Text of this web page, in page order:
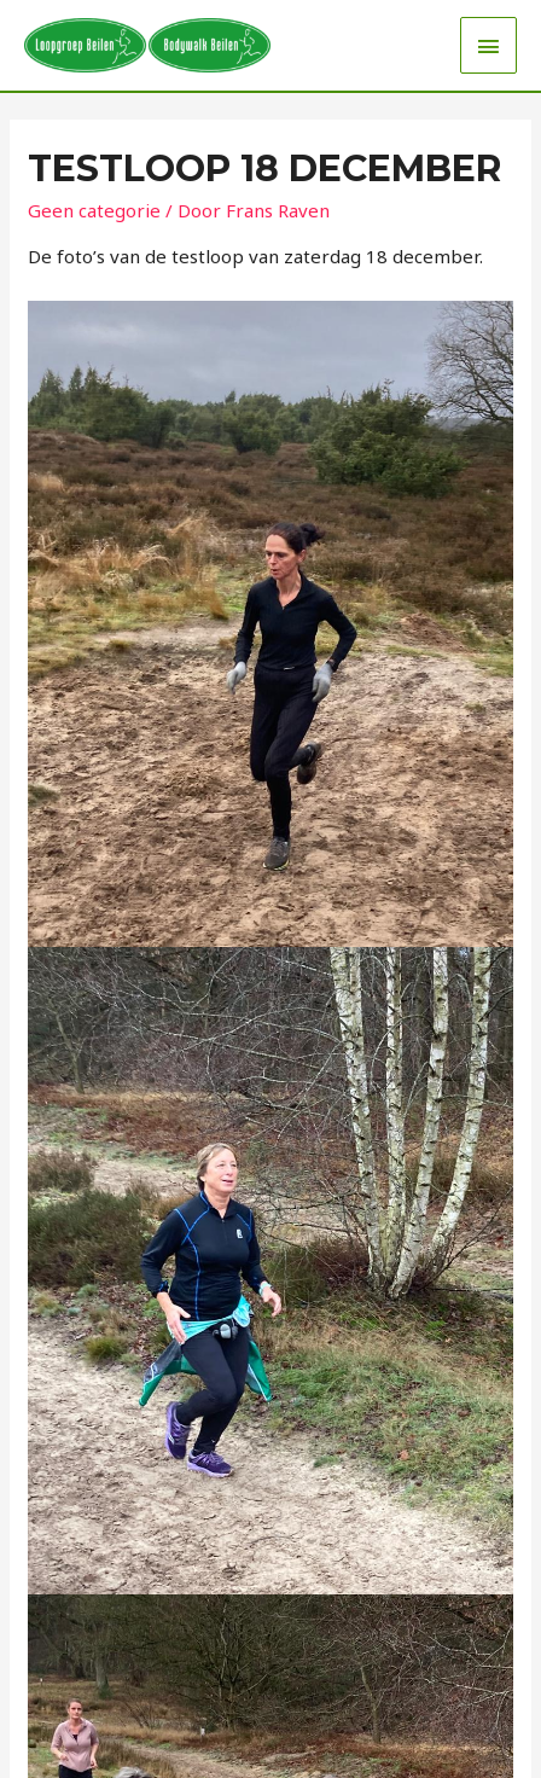
TESTLOOP 18 DECEMBER
Geen categorie / Door Frans Raven
De foto’s van de testloop van zaterdag 18 december.